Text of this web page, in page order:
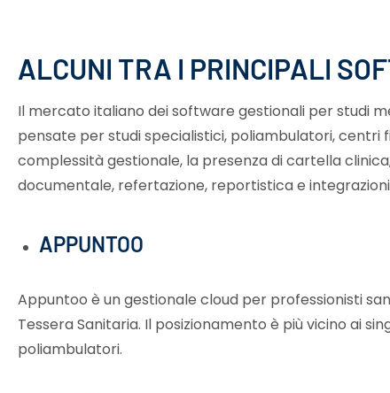
ALCUNI TRA I PRINCIPALI
Il mercato italiano dei software gestionali per studi
pensate per studi specialistici, poliambulatori, centri
complessità gestionale, la presenza di cartella
documentale, refertazione, reportistica e
APPUNTOO
Appuntoo è un gestionale cloud per professionisti
Tessera Sanitaria. Il posizionamento è più vicino ai
poliambulatori.